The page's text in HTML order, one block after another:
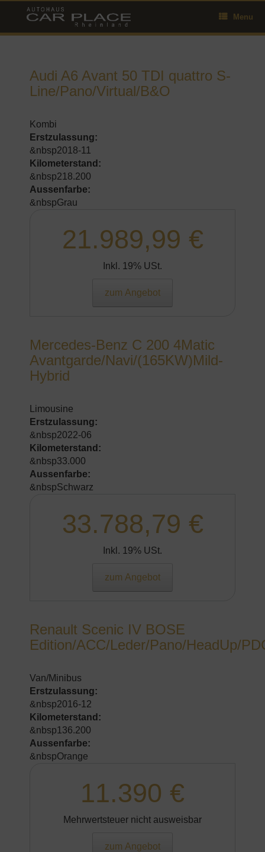
content
Menu
Audi A6 Avant 50 TDI quattro S-
Line/Pano/Virtual/B&O
Kombi
Erstzulassung:
&nbsp2018-11
Kilometerstand:
&nbsp218.200
Aussenfarbe:
&nbspGrau
21.989,99 €
Inkl. 19% USt.
zum Angebot
Mercedes-Benz C 200 4Matic
Avantgarde/Navi/(165KW)Mild-
Hybrid
Limousine
Erstzulassung:
&nbsp2022-06
Kilometerstand:
&nbsp33.000
Aussenfarbe:
&nbspSchwarz
33.788,79 €
Inkl. 19% USt.
zum Angebot
Renault Scenic IV BOSE
Edition/ACC/Leder/Pano/HeadUp/
Van/Minibus
Erstzulassung:
&nbsp2016-12
Kilometerstand:
&nbsp136.200
Aussenfarbe:
&nbspOrange
11.390 €
Mehrwertsteuer nicht ausweisbar
zum Angebot